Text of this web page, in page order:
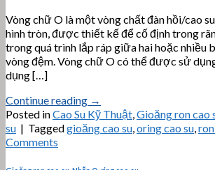
Vòng chữ O là một vòng chất đàn hồi/cao
hình tròn, được thiết kế để cố định trong
trong quá trình lắp ráp giữa hai hoặc nhiều
vòng đệm. Vòng chữ O có thể được sử
dụng […]
Continue reading →
Posted inCao Su Kỹ Thuật Gioăng ron cao
su | Taggedgioăng cao su oring cao su
Comments